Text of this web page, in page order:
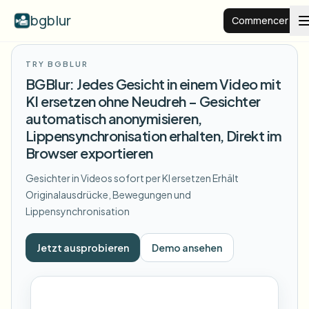
bgblur Commencer
Tarifs
Exemples
Voir tous les exemples
Parcourir toute la bibliothèque d'exemples
Fonctionnalités
View all features
Browse every blur tool in one place
Entreprise
TRY BGBLUR
BGBlur: Jedes Gesicht in einem Video mit
KI ersetzen ohne Neudreh – Gesichter
automatisch anonymisieren,
Lippensynchronisation erhalten, Direkt im
Browser exportieren
Gesichter in Videos sofort per KI ersetzenErhält
Originalausdrücke, Bewegungen und
Lippensynchronisation
Jetzt ausprobieren Demo ansehen